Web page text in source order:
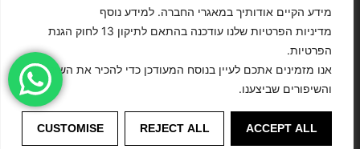
מידע הקיים אודותיך במאגרי החברה. למידע נוסף
מדיניות הפרטיות שלנו עודכנה בהתאם לתיקון 13 לחוק הגנת
הפרטיות.
אנו מזמינים אתכם לעיין בנוסח המעודכן כדי להכיר את השינויים
והשיפורים שביצענו.
CUSTOMISE REJECT ALL ACCEPT ALL
Presented On
This Website
Have Been
Digitally
Enhanced Or
Modified.
MODELS
הזכויות שמורות
הפרטיות
הצהרת נגישות